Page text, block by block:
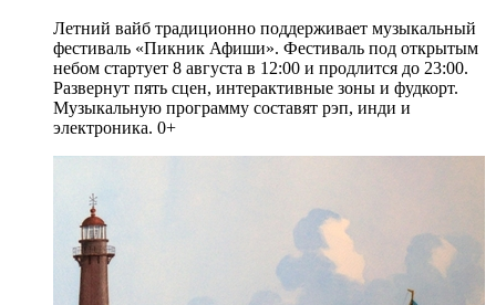
Летний вайб традиционно поддерживает музыкальный
фестиваль «Пикник Афиши». Фестиваль под открытым
небом стартует 8 августа в 12:00 и продлится до 23:00.
Развернут пять сцен, интерактивные зоны и фудкорт.
Музыкальную программу составят рэп, инди и
электроника. 0+